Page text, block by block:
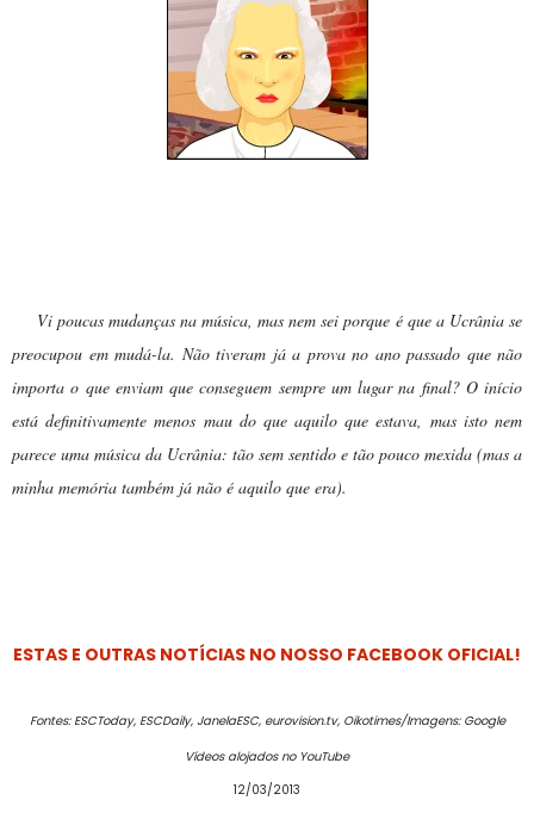
Vi poucas mudanças na música, mas nem sei porque é que a Ucrânia se
preocupou em mudá-la. Não tiveram já a prova no ano passado que não
importa o que enviam que conseguem sempre um lugar na final? O início
está definitivamente menos mau do que aquilo que estava, mas isto nem
parece uma música da Ucrânia: tão sem sentido e tão pouco mexida (mas a
minha memória também já não é aquilo que era).
ESTAS E OUTRAS NOTÍCIAS NO NOSSO FACEBOOK OFICIAL!
Fontes: ESCToday, ESCDaily, JanelaESC, eurovision.tv, Oikotimes/Imagens: Google
Vídeos alojados no YouTube
12/03/2013